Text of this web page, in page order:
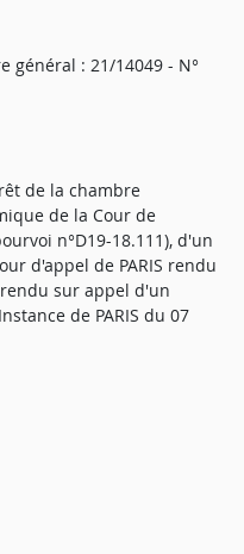
: 21/14049 - N°
de la chambre
de la Cour de
n°D19-18.111), d'un
d'appel de PARIS rendu
rendu sur appel d'un
de PARIS du 07